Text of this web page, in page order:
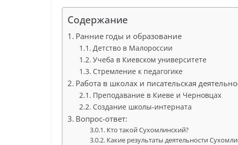
Содержание
Ранние годы и образование
Детство в Малороссии
Учеба в Киевском университете
Стремление к педагогике
Работа в школах и писательская
Преподавание в Киеве и Черновцах
Создание школы-интерната
Вопрос-ответ:
Кто такой Сухомлинский?
Какие результаты деятельности